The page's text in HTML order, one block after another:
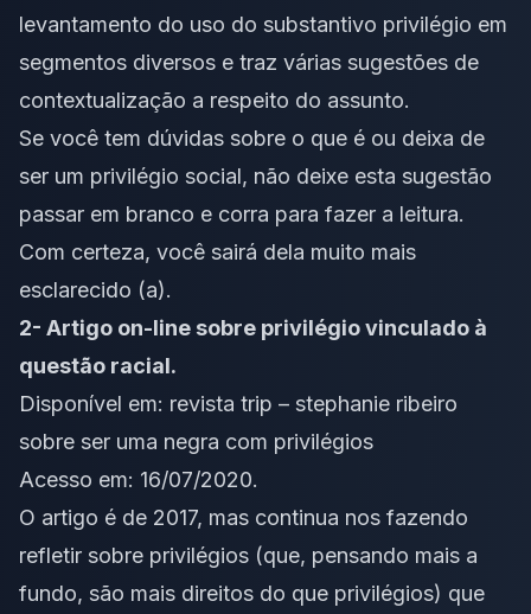
levantamento do uso do substantivo privilégio em
segmentos diversos e traz várias sugestões de
contextualização a respeito do assunto.
Se você tem dúvidas sobre o que é ou deixa de
ser um privilégio social, não deixe esta sugestão
passar em branco e corra para fazer a leitura.
Com certeza, você sairá dela muito mais
esclarecido (a).
2- Artigo on-line sobre privilégio vinculado à
questão racial.
Disponível em: revista trip – stephanie ribeiro
sobre ser uma negra com privilégios
Acesso em: 16/07/2020.
O artigo é de 2017, mas continua nos fazendo
refletir sobre privilégios (que, pensando mais a
fundo, são mais direitos do que privilégios) que